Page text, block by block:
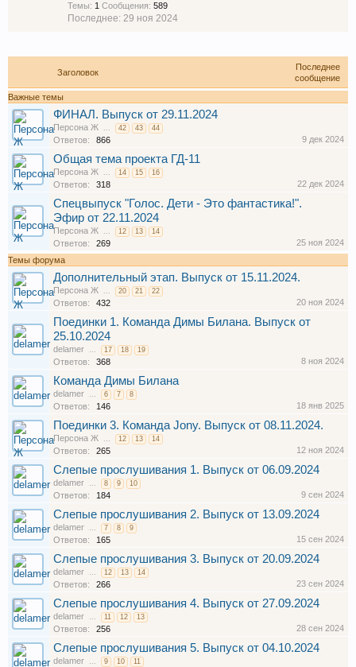
Темы: 1 Сообщения: 589
29 ноя 2024
Заголовок
Последнее
сообщение
Важные темы
ФИНАЛ. Выпуск от 29.11.2024
Персона Ж ... 42 43 44
Ответов: 866 9 дек 2024
Общая тема проекта ГД-11
Персона Ж ... 14 15 16
Ответов: 318 22 дек 2024
Спецвыпуск "Голос. Дети - Это фантастика!".
Эфир от 22.11.2024
Персона Ж ... 12 13 14
Ответов: 269
25 ноя 2024
Темы форума
Дополнительный этап. Выпуск от 15.11.2024.
Персона Ж ... 20 21 22
Ответов: 432 20 ноя 2024
Поединки 1. Команда Димы Билана. Выпуск от
25.10.2024
delamer ... 17 18 19
Ответов: 368 8 ноя 2024
Команда Димы Билана
delamer ... 6 7 8
Ответов: 146 18 янв 2025
Поединки 3. Команда Jony. Выпуск от 08.11.2024.
Персона Ж ... 12 13 14
Ответов: 265 12 ноя 2024
Слепые прослушивания 1. Выпуск от 06.09.2024
delamer ... 8 9 10
Ответов: 184 9 сен 2024
Слепые прослушивания 2. Выпуск от 13.09.2024
delamer ... 7 8 9
Ответов: 165 15 сен 2024
Слепые прослушивания 3. Выпуск от 20.09.2024
delamer ... 12 13 14
Ответов: 266 23 сен 2024
Слепые прослушивания 4. Выпуск от 27.09.2024
delamer ... 11 12 13
Ответов: 256 28 сен 2024
Слепые прослушивания 5. Выпуск от 04.10.2024
delamer ... 9 10 11